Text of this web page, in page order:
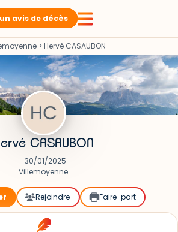
avis de décès
> Hervé CASAUBON
CASAUBON
- 30/01/2025
Villemoyenne
Rejoindre Faire-part